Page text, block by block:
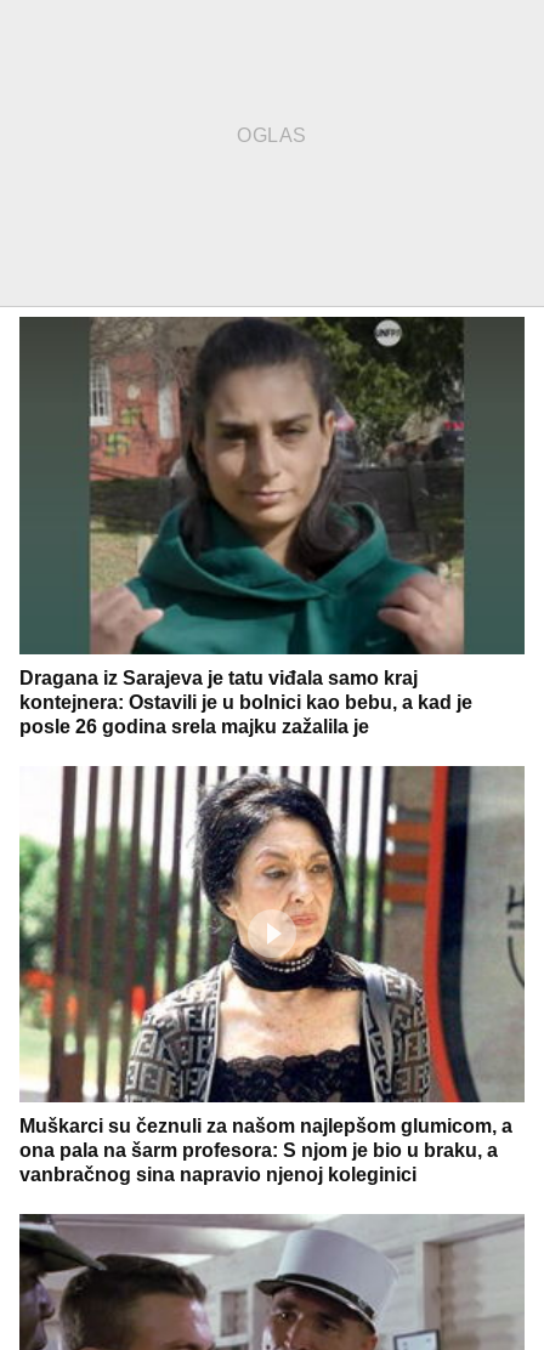
Dragana iz Sarajeva je tatu viđala samo kraj
kontejnera: Ostavili je u bolnici kao bebu, a kad je
posle 26 godina srela majku zažalila je
Muškarci su čeznuli za našom najlepšom glumicom, a
ona pala na šarm profesora: S njom je bio u braku, a
vanbračnog sina napravio njenoj koleginici